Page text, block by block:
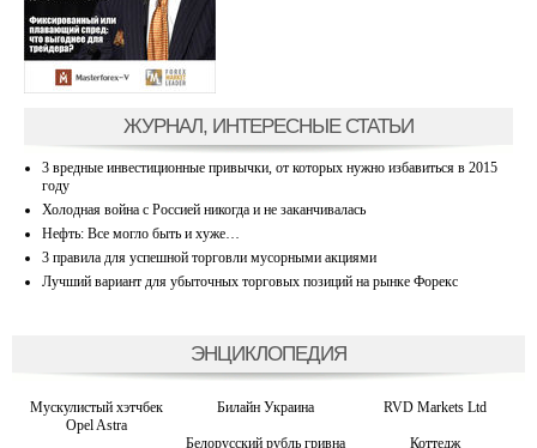
ЖУРНАЛ, ИНТЕРЕСНЫЕ СТАТЬИ
3 вредные инвестиционные привычки, от которых нужно избавиться в 2015
году
Холодная война с Россией никогда и не заканчивалась
Нефть: Все могло быть и хуже…
3 правила для успешной торговли мусорными акциями
Лучший вариант для убыточных торговых позиций на рынке Форекс
ЭНЦИКЛОПЕДИЯ
Мускулистый хэтчбек
Opel Astra
Билайн Украина RVD Markets Ltd
Белорусский рубль гривна Коттедж